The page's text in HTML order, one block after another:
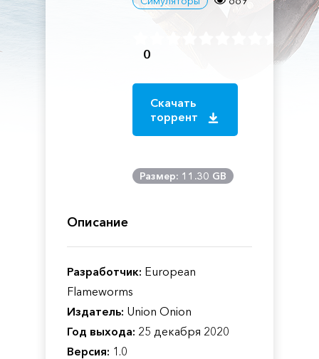
0
Скачать
торрент
Размер: 11.30 GB
Описание
Разработчик: European
Flameworms
Издатель: Union Onion
Год выхода: 25 декабря 2020
Версия: 1.0